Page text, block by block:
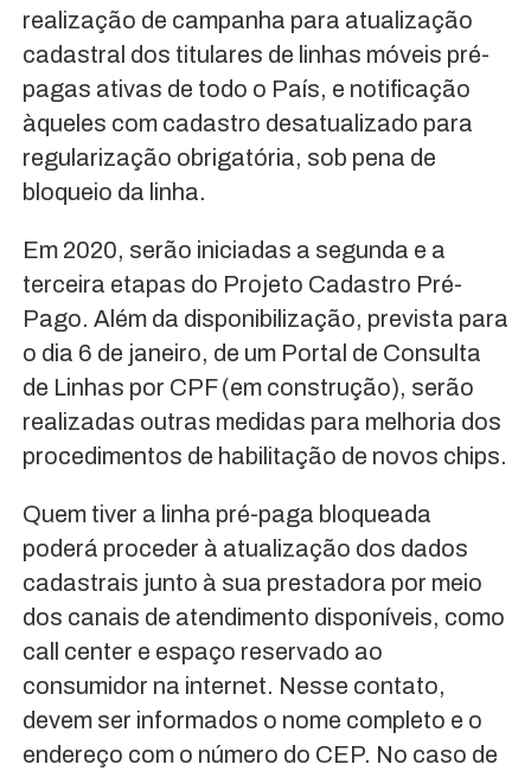
realização de campanha para atualização
cadastral dos titulares de linhas móveis pré-
pagas ativas de todo o País, e notificação
àqueles com cadastro desatualizado para
regularização obrigatória, sob pena de
bloqueio da linha.
Em 2020, serão iniciadas a segunda e a
terceira etapas do Projeto Cadastro Pré-
Pago. Além da disponibilização, prevista para
o dia 6 de janeiro, de um Portal de Consulta
de Linhas por CPF (em construção), serão
realizadas outras medidas para melhoria dos
procedimentos de habilitação de novos chips.
Quem tiver a linha pré-paga bloqueada
poderá proceder à atualização dos dados
cadastrais junto à sua prestadora por meio
dos canais de atendimento disponíveis, como
call center e espaço reservado ao
consumidor na internet. Nesse contato,
devem ser informados o nome completo e o
endereço com o número do CEP. No caso de